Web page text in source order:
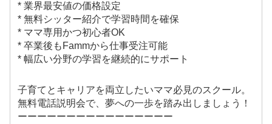
* 業界最安値の価格設定
* 無料シッター紹介で学習時間を確保
* ママ専用かつ初心者OK
* 卒業後もFammから仕事受注可能
* 幅広い分野の学習を継続的にサポート
子育てとキャリアを両立したいママ必見のスクール。
無料電話説明会で、夢への一歩を踏み出しましょう！
ーーーーーーーーーーーーーーーー